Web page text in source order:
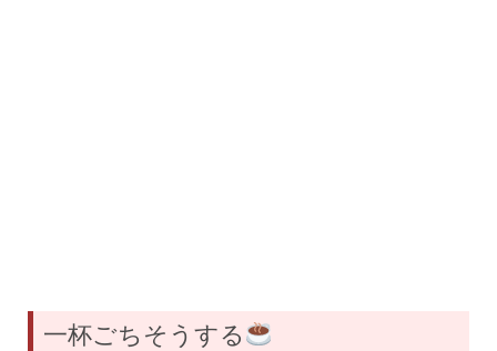
一杯ごちそうする